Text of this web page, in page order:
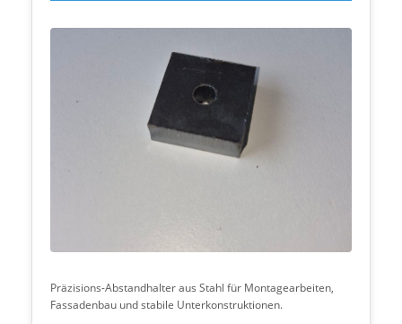
Präzisions-Abstandhalter aus Stahl für Montagearbeiten,
Fassadenbau und stabile Unterkonstruktionen.